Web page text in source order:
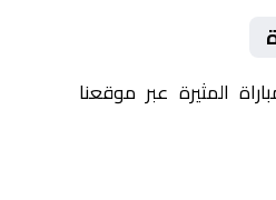
المثيرة عبر موقعنا